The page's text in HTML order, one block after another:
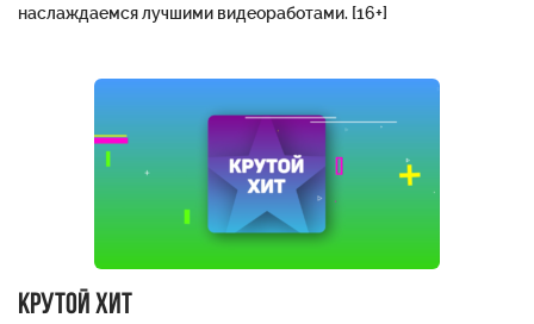
наслаждаемся лучшими видеоработами. [16+]
Крутой хит